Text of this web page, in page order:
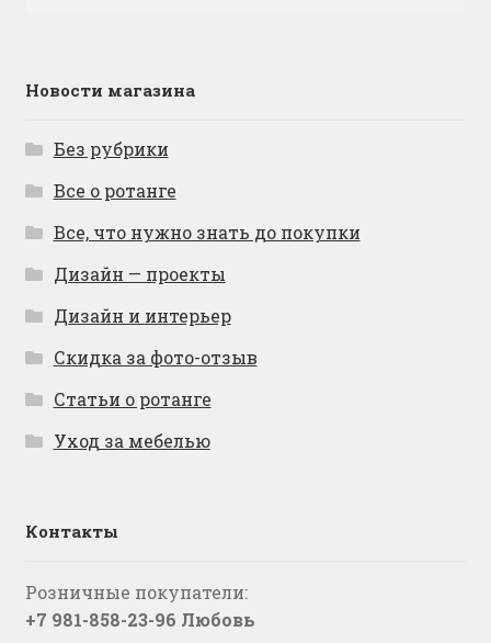
Новости магазина
Без рубрики
Все о ротанге
Все, что нужно знать до покупки
Дизайн — проекты
Дизайн и интерьер
Скидка за фото-отзыв
Статьи о ротанге
Уход за мебелью
Контакты
Розничные покупатели:
+7 981-858-23-96 Любовь